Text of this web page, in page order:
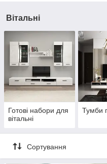
Вітальні
Готові набори для
вітальні
Тумби
Сортування